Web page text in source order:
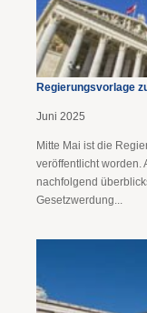
Regierungsvorlage
Juni 2025
Mitte Mai ist die
veröffentlicht worden.
nachfolgend
Gesetzwerdung...